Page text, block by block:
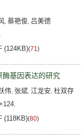
, 蔡艳俊, 吕美德
(124KB)(71)
酶基因表达的研究
伟, 张斌, 江龙安, 杜双存
(118KB)(80)